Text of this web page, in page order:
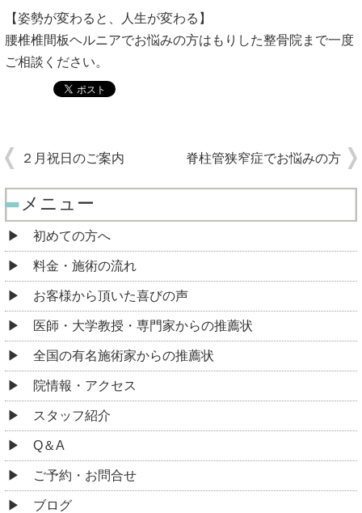
【姿勢が変わると、人生が変わる】
腰椎椎間板ヘルニアでお悩みの方はもりした整骨院まで一度
ご相談ください。
２月祝日のご案内 脊柱管狭窄症でお悩みの方
メニュー
初めての方へ
料金・施術の流れ
お客様から頂いた喜びの声
医師・大学教授・専門家からの推薦状
全国の有名施術家からの推薦状
院情報・アクセス
スタッフ紹介
Q＆A
ご予約・お問合せ
ブログ